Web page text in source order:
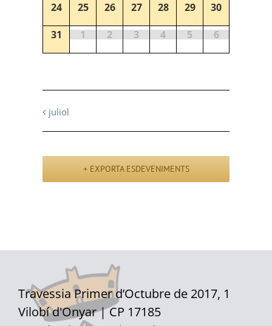
24 25 26 27 28 29 30
31 1 2 3 4 5 6
juliol
+ EXPORTA ESDEVENIMENTS
Travessia Primer d’Octubre de 2017, 1
Vilobí d'Onyar | CP 17185